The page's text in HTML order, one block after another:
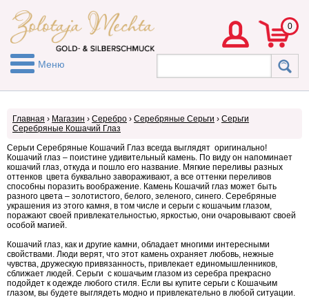
0
Меню
Главная › Магазин › Серебро › Серебряные Серьги › Серьги
Серебряные Кошачий Глаз
Серьги Серебряные Кошачий Глаз всегда выглядят оригинально!
Кошачий глаз – поистине удивительный камень. По виду он напоминает
кошачий глаз, откуда и пошло его название. Мягкие переливы разных
оттенков цвета буквально завораживают, а все оттенки переливов
способны поразить воображение. Камень Кошачий глаз может быть
разного цвета – золотистого, белого, зеленого, синего. Серебряные
украшения из этого камня, в том числе и серьги с кошачьим глазом,
поражают своей привлекательностью, яркостью, они очаровывают своей
особой магией.
Кошачий глаз, как и другие камни, обладает многими интересными
свойствами. Люди верят, что этот камень охраняет любовь, нежные
чувства, дружескую привязанность, привлекает единомышленников,
сближает людей. Серьги с кошачьим глазом из серебра прекрасно
подойдет к одежде любого стиля. Если вы купите серьги с Кошачьим
глазом, вы будете выглядеть модно и привлекательно в любой ситуации.